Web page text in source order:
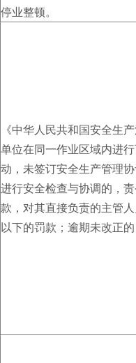
停业整顿。
《中华人民共和国安全生
单位在同一作业区域内进
动，未签订安全生产管理
进行安全检查与协调的，
款，对其直接负责的主管
以下的罚款；逾期未改正